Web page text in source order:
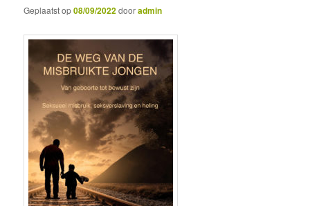
Geplaatst op08/09/2022dooradmin